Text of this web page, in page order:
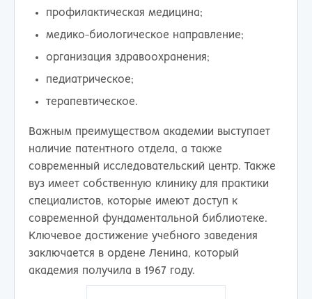
профилактическая медицина;
медико-биологическое направление;
организация здравоохранения;
педиатрическое;
терапевтическое.
Важным преимуществом академии выступает
наличие патентного отдела, а также
современный исследовательский центр. Также
вуз имеет собственную клинику для практики
специалистов, которые имеют доступ к
современной фундаментальной библиотеке.
Ключевое достижение учебного заведения
заключается в ордене Ленина, который
академия получила в 1967 году.